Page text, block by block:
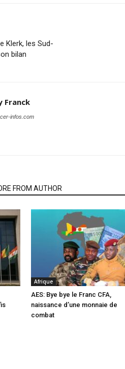
Klerk, les Sud-
bilan
Franck
infos.com
FROM AUTHOR
Afrique
AES: Bye bye le Franc CFA,
naissance d’une monnaie de
combat